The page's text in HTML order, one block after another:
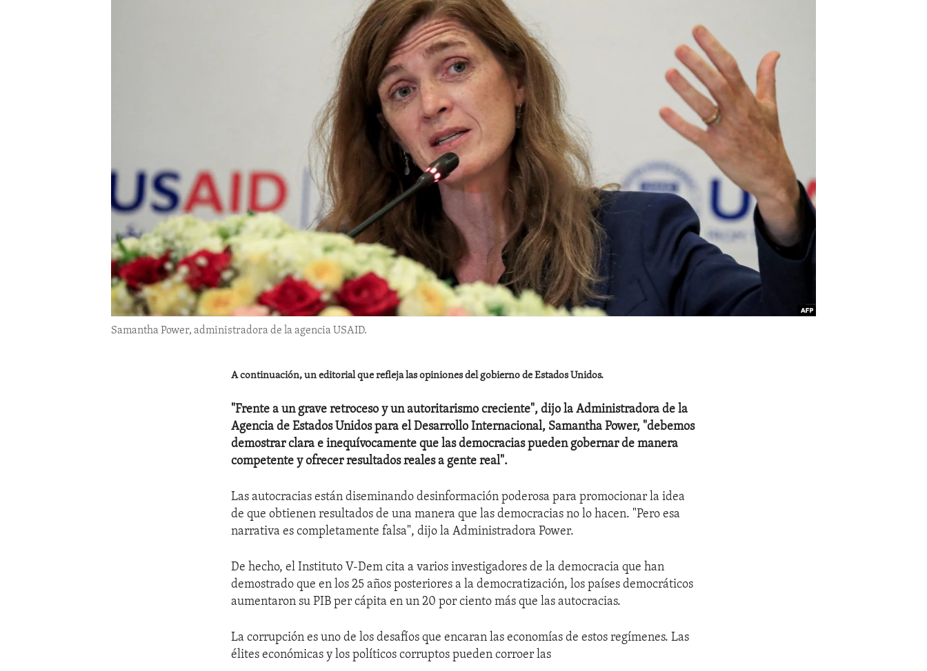
Samantha Power, administradora de la agencia USAID.
A continuación, un editorial que refleja las opiniones del gobierno de Estados Unidos.
"Frente a un grave retroceso y un autoritarismo creciente", dijo la Administradora de la
Agencia de Estados Unidos para el Desarrollo Internacional, Samantha Power, "debemos
demostrar clara e inequívocamente que las democracias pueden gobernar de manera
competente y ofrecer resultados reales a gente real".
Las autocracias están diseminando desinformación poderosa para promocionar la idea
de que obtienen resultados de una manera que las democracias no lo hacen. "Pero esa
narrativa es completamente falsa", dijo la Administradora Power.
De hecho, el Instituto V-Dem cita a varios investigadores de la democracia que han
demostrado que en los 25 años posteriores a la democratización, los países democráticos
aumentaron su PIB per cápita en un 20 por ciento más que las autocracias.
La corrupción es uno de los desafíos que encaran las economías de estos regímenes. Las
élites económicas y los políticos corruptos pueden corroer las